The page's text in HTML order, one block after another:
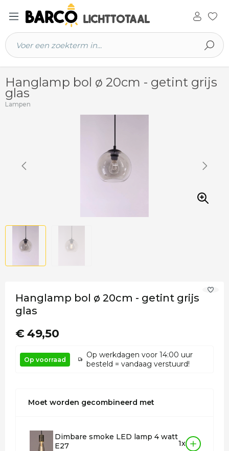
hoofdinhoud
Hanglamp bol ø 20cm - getint grijs
glas
Lampen
Hanglamp bol ø 20cm - getint grijs
glas
€ 49,50
Op voorraad
Op werkdagen voor 14:00 uur
besteld = vandaag verstuurd!
Moet worden gecombineerd met
Dimbare smoke LED lamp 4 watt
E27
1x